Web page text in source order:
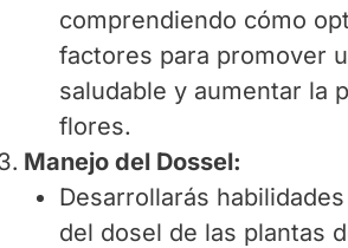
comprendiendo cómo
factores para promover
saludable y aumentar la
flores.
Manejo del Dossel:
Desarrollarás
del dosel de las plantas